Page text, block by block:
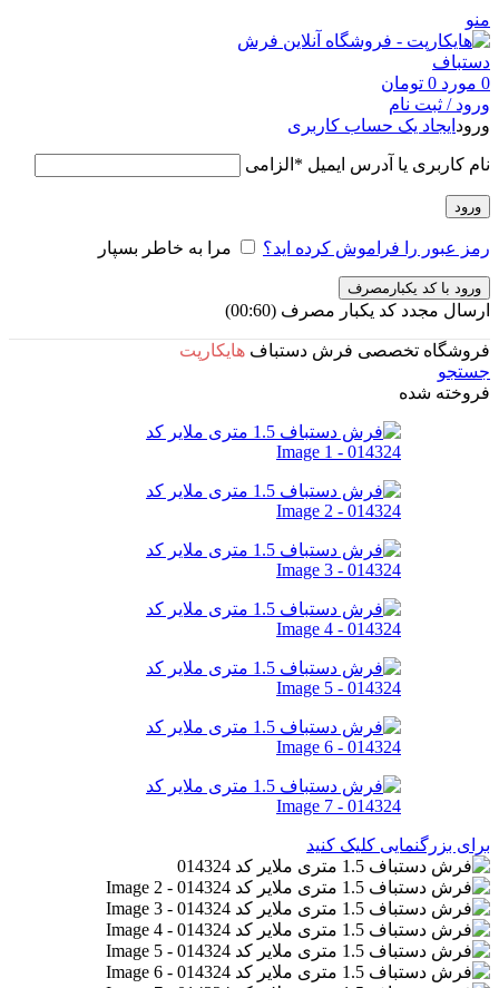
منو
0 مورد 0 تومان
ورود / ثبت نام
ورود ایجاد یک حساب کاربری
نام کاربری یا آدرس ایمیل * الزامی
ورود
رمز عبور را فراموش کرده اید؟ مرا به خاطر بسپار
ورود با کد یکبارمصرف
ارسال مجدد کد یکبار مصرف (00:
60
)
فروشگاه تخصصی فرش دستباف هایکارپت
جستجو
فروخته شده
برای بزرگنمایی کلیک کنید